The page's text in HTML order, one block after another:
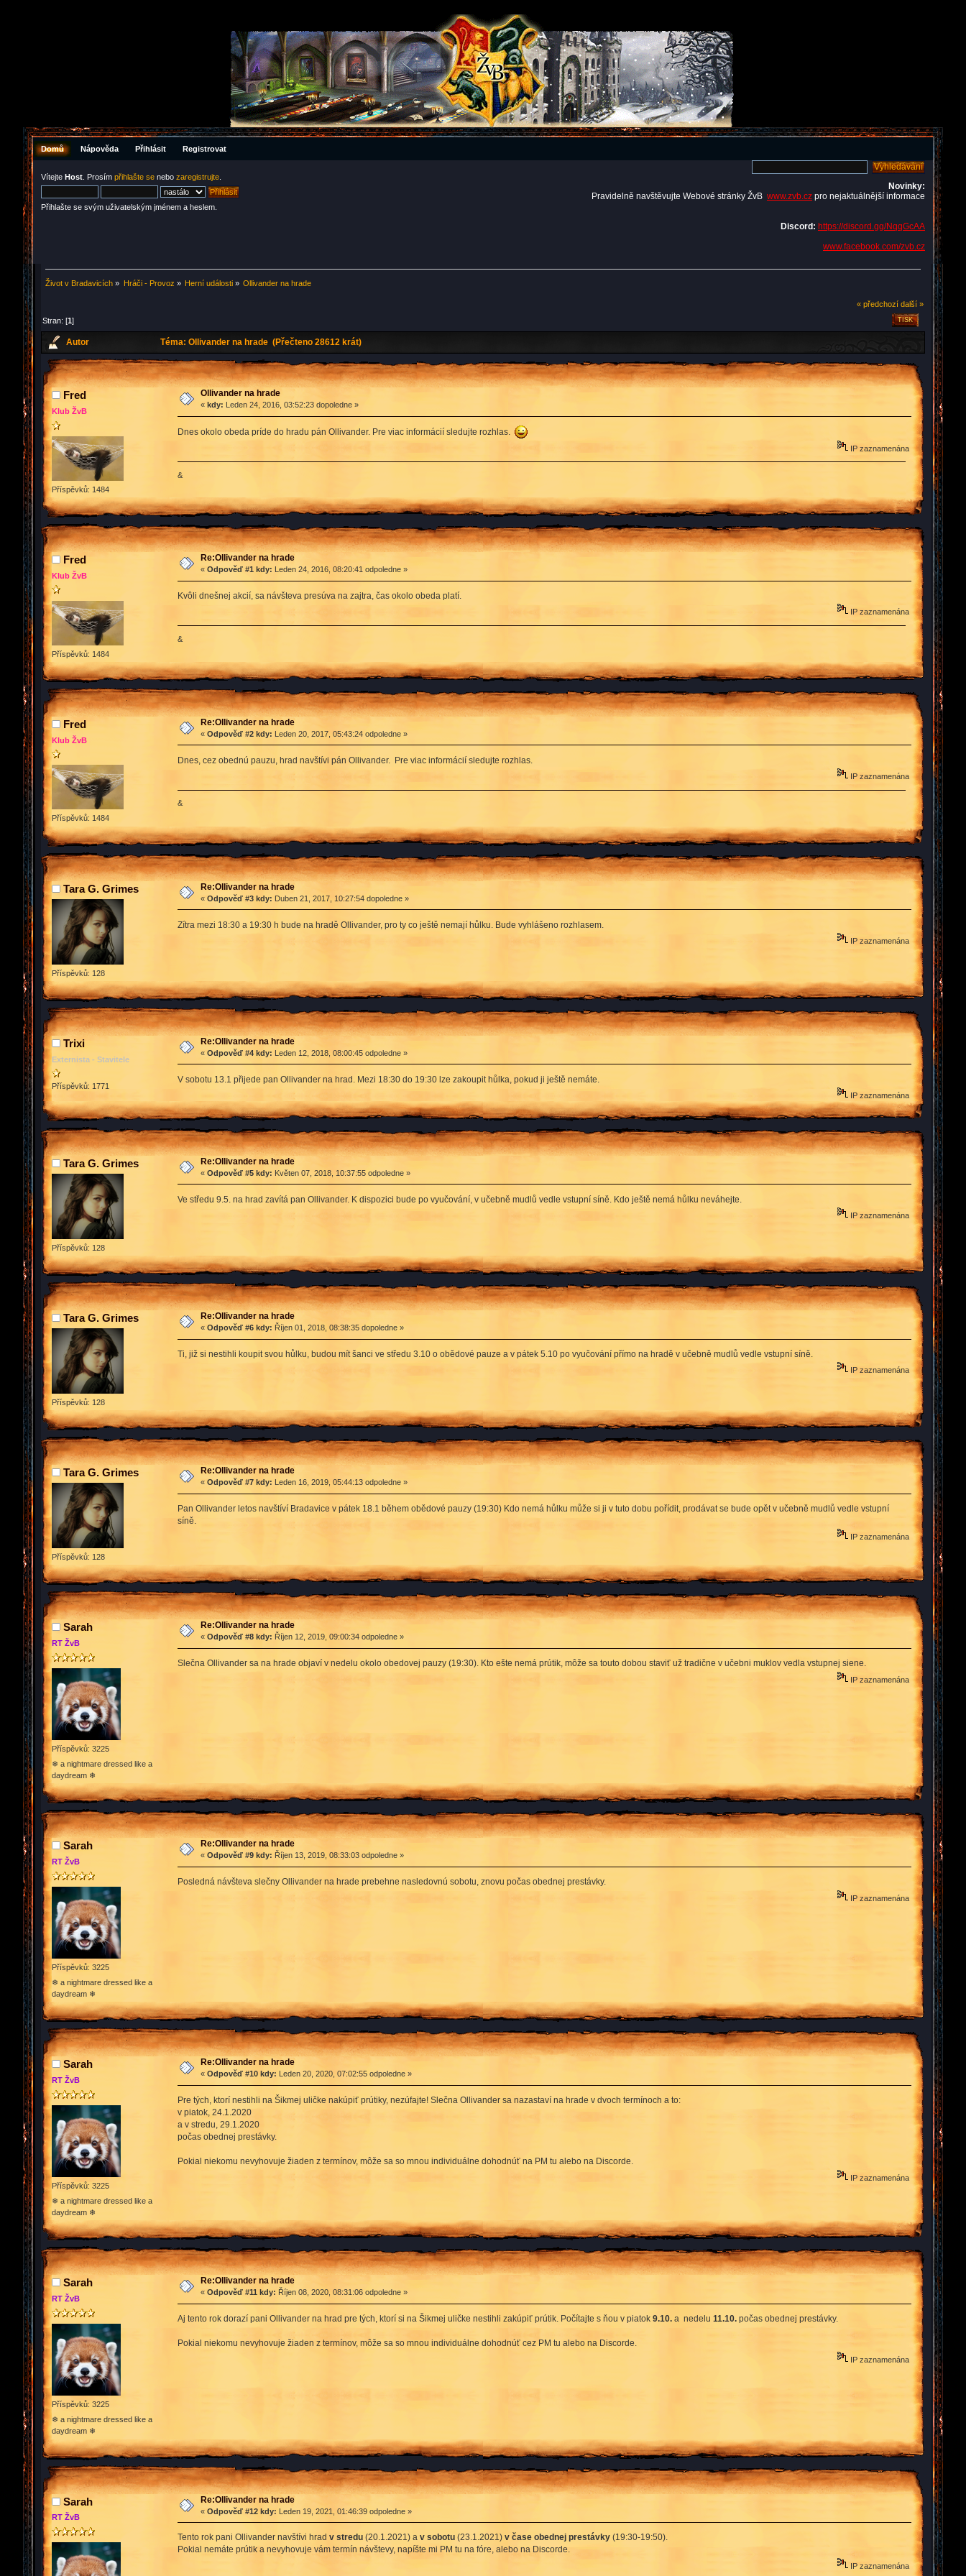
Domů Nápověda Přihlásit Registrovat
Vítejte Host . Prosím přihlašte se nebo zaregistrujte
Přihlašte se svým uživatelským jménem a heslem.
Novinky:
Pravidelně navštěvujte Webové stránky ŽvB www.zvb.cz pro nejaktuálnější informace
Discord: https://discord.gg/NqqGcAA
www.facebook.com/zvb.cz
Život v Bradavicích » Hráči - Provoz » Herní události» Ollivander na hrade
« předchozí další »
TISK
Stran: [1]
Autor Téma: Ollivander na hrade (Přečteno 28612 krát)
Fred
Klub ŽvB
Příspěvků: 1484
Ollivander na hrade
« kdy: Leden 24, 2016, 03:52:23 dopoledne »
Dnes okolo obeda príde do hradu pán Ollivander. Pre viac informácií sledujte rozhlas.
IP zaznamenána
&
Fred
Klub ŽvB
Příspěvků: 1484
Re:Ollivander na hrade
« Odpověď #1 kdy: Leden 24, 2016, 08:20:41 odpoledne »
Kvôli dnešnej akcií, sa návšteva presúva na zajtra, čas okolo obeda platí.
IP zaznamenána
&
Fred
Klub ŽvB
Příspěvků: 1484
Re:Ollivander na hrade
« Odpověď #2 kdy: Leden 20, 2017, 05:43:24 odpoledne »
Dnes, cez obednú pauzu, hrad navštívi pán Ollivander. Pre viac informácií sledujte rozhlas.
IP zaznamenána
&
Tara G. Grimes
Příspěvků: 128
Re:Ollivander na hrade
« Odpověď #3 kdy: Duben 21, 2017, 10:27:54 dopoledne »
Zítra mezi 18:30 a 19:30 h bude na hradě Ollivander, pro ty co ještě nemají hůlku. Bude vyhlášeno rozhlasem.
IP zaznamenána
Trixi
Externista - Stavitele
Příspěvků: 1771
Re:Ollivander na hrade
« Odpověď #4 kdy: Leden 12, 2018, 08:00:45 odpoledne »
V sobotu 13.1 přijede pan Ollivander na hrad. Mezi 18:30 do 19:30 lze zakoupit hůlka, pokud ji ještě nemáte.
IP zaznamenána
Tara G. Grimes
Příspěvků: 128
Re:Ollivander na hrade
« Odpověď #5 kdy: Květen 07, 2018, 10:37:55 odpoledne »
Ve středu 9.5. na hrad zavítá pan Ollivander. K dispozici bude po vyučování, v učebně mudlů vedle vstupní síně. Kdo ještě nemá hůlku neváhejte.
IP zaznamenána
Tara G. Grimes
Příspěvků: 128
Re:Ollivander na hrade
« Odpověď #6 kdy: Říjen 01, 2018, 08:38:35 dopoledne »
Ti, již si nestihli koupit svou hůlku, budou mít šanci ve středu 3.10 o obědové pauze a v pátek 5.10 po vyučování přímo na hradě v učebně mudlů vedle vstupní síně.
IP zaznamenána
Tara G. Grimes
Příspěvků: 128
Re:Ollivander na hrade
« Odpověď #7 kdy: Leden 16, 2019, 05:44:13 odpoledne »
Pan Ollivander letos navštíví Bradavice v pátek 18.1 během obědové pauzy (19:30) Kdo nemá hůlku může si ji v tuto dobu pořídit, prodávat se bude opět v učebně mudlů vedle vstupní
síně.
IP zaznamenána
Sarah
RT ŽvB
Příspěvků: 3225
❄ a nightmare dressed like a
daydream ❄
Re:Ollivander na hrade
« Odpověď #8 kdy: Říjen 12, 2019, 09:00:34 odpoledne »
Slečna Ollivander sa na hrade objaví v nedelu okolo obedovej pauzy (19:30). Kto ešte nemá prútik, môže sa touto dobou staviť už tradične v učebni muklov vedla vstupnej siene.
IP zaznamenána
Sarah
RT ŽvB
Příspěvků: 3225
❄ a nightmare dressed like a
daydream ❄
Re:Ollivander na hrade
« Odpověď #9 kdy: Říjen 13, 2019, 08:33:03 odpoledne »
Posledná návšteva slečny Ollivander na hrade prebehne nasledovnú sobotu, znovu počas obednej prestávky.
IP zaznamenána
Sarah
RT ŽvB
Příspěvků: 3225
❄ a nightmare dressed like a
daydream ❄
Re:Ollivander na hrade
« Odpověď #10 kdy: Leden 20, 2020, 07:02:55 odpoledne »
Pre tých, ktorí nestihli na Šikmej uličke nakúpiť prútiky, nezúfajte! Slečna Ollivander sa nazastaví na hrade v dvoch termínoch a to:
v piatok, 24.1.2020
a v stredu, 29.1.2020
počas obednej prestávky.
Pokial niekomu nevyhovuje žiaden z termínov, môže sa so mnou individuálne dohodnúť na PM tu alebo na Discorde.
IP zaznamenána
Sarah
RT ŽvB
Příspěvků: 3225
❄ a nightmare dressed like a
daydream ❄
Re:Ollivander na hrade
« Odpověď #11 kdy: Říjen 08, 2020, 08:31:06 odpoledne »
Aj tento rok dorazí pani Ollivander na hrad pre tých, ktorí si na Šikmej uličke nestihli zakúpiť prútik. Počítajte s ňou v piatok 9.10.a nedelu 11.10.počas obednej prestávky.
Pokial niekomu nevyhovuje žiaden z termínov, môže sa so mnou individuálne dohodnúť cez PM tu alebo na Discorde.
IP zaznamenána
Sarah
RT ŽvB
Re:Ollivander na hrade
« Odpověď #12 kdy: Leden 19, 2021, 01:46:39 odpoledne »
Tento rok pani Ollivander navštívi hrad v stredu(20.1.2021) a v sobotu(23.1.2021) v čase obednej prestávky(19:30-19:50).
Pokial nemáte prútik a nevyhovuje vám termín návštevy, napíšte mi PM tu na fóre, alebo na Discorde.
IP zaznamenána